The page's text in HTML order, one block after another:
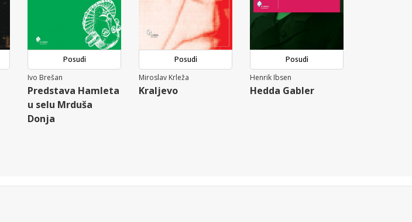
Posudi
Ivo Brešan
Predstava Hamleta
u selu Mrduša
Donja
Posudi
Miroslav Krleža
Kraljevo
Posudi
Henrik Ibsen
Hedda Gabler